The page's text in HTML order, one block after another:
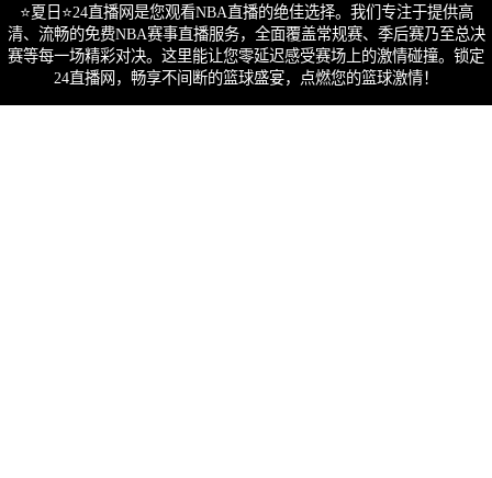
⭐️夏日⭐24直播网是您观看NBA直播的绝佳选择。我们专注于提供高
清、流畅的免费NBA赛事直播服务，全面覆盖常规赛、季后赛乃至总决
赛等每一场精彩对决。这里能让您零延迟感受赛场上的激情碰撞。锁定
24直播网，畅享不间断的篮球盛宴，点燃您的篮球激情！